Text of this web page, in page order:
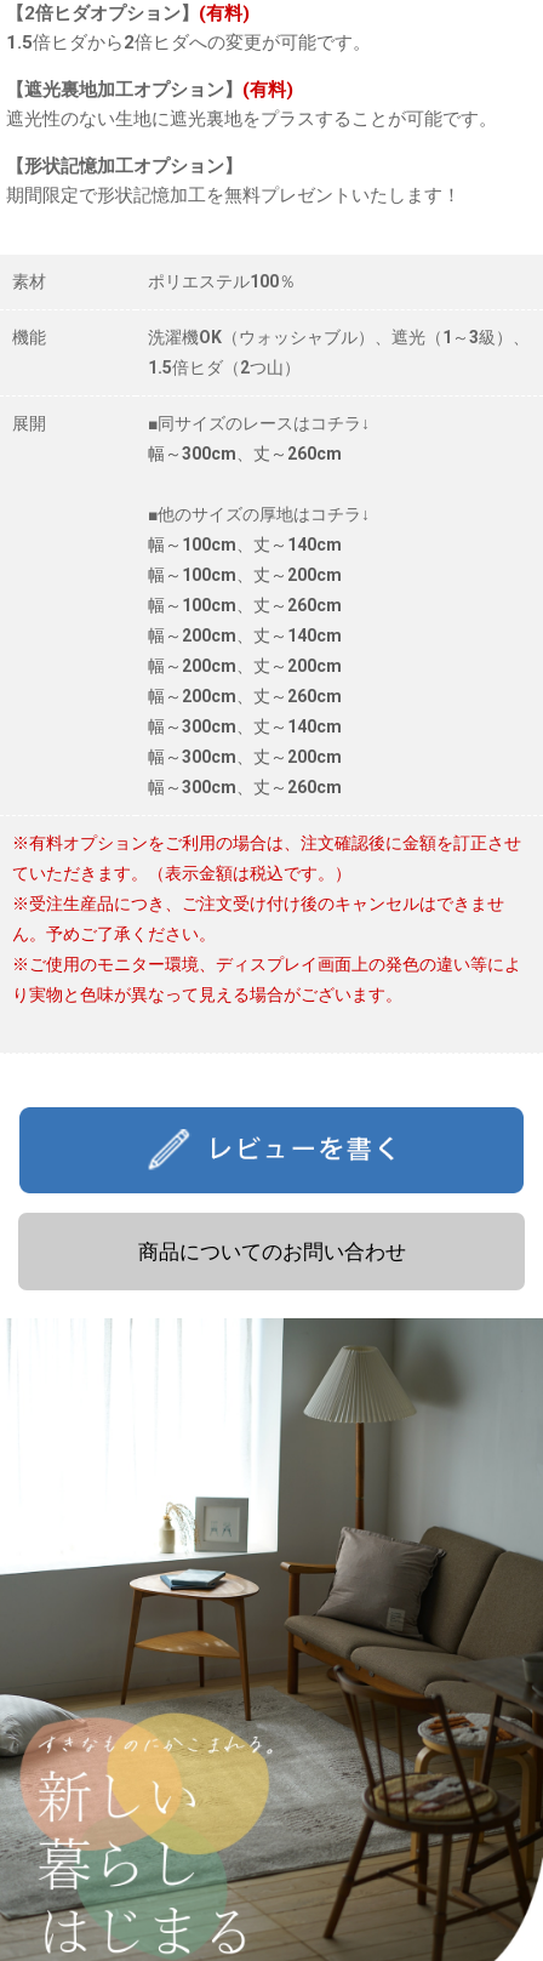
【2倍ヒダオプション】 (有料)
1.5倍ヒダから2倍ヒダへの変更が可能です。
【遮光裏地加工オプション】 (有料)
遮光性のない生地に遮光裏地をプラスすることが可能です。
【形状記憶加工オプション】
期間限定で形状記憶加工を無料プレゼントいたします！
素材 ポリエステル100％
機能
洗濯機OK（ウォッシャブル）、遮光（1～3級）、
1.5倍ヒダ（2つ山）
展開
■同サイズのレースはコチラ↓
幅～300cm、丈～260cm
■他のサイズの厚地はコチラ↓
幅～100cm、丈～140cm
幅～100cm、丈～200cm
幅～100cm、丈～260cm
幅～200cm、丈～140cm
幅～200cm、丈～200cm
幅～200cm、丈～260cm
幅～300cm、丈～140cm
幅～300cm、丈～200cm
幅～300cm、丈～260cm
※有料オプションをご利用の場合は、注文確認後に金額を訂正させ
ていただきます。（表示金額は税込です。）
※受注生産品につき、ご注文受け付け後のキャンセルはできませ
ん。予めご了承ください。
※ご使用のモニター環境、ディスプレイ画面上の発色の違い等によ
り実物と色味が異なって見える場合がございます。
商品についてのお問い合わせ